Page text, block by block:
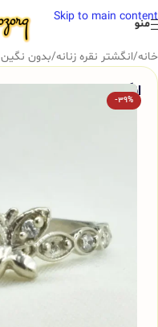
Skip to main content
منو
خانه/انگشتر نقره زنانه/بدون نگین
انگشتر نقره زنانه Gemless ظریف طرح پروانه، کد 673
-39%